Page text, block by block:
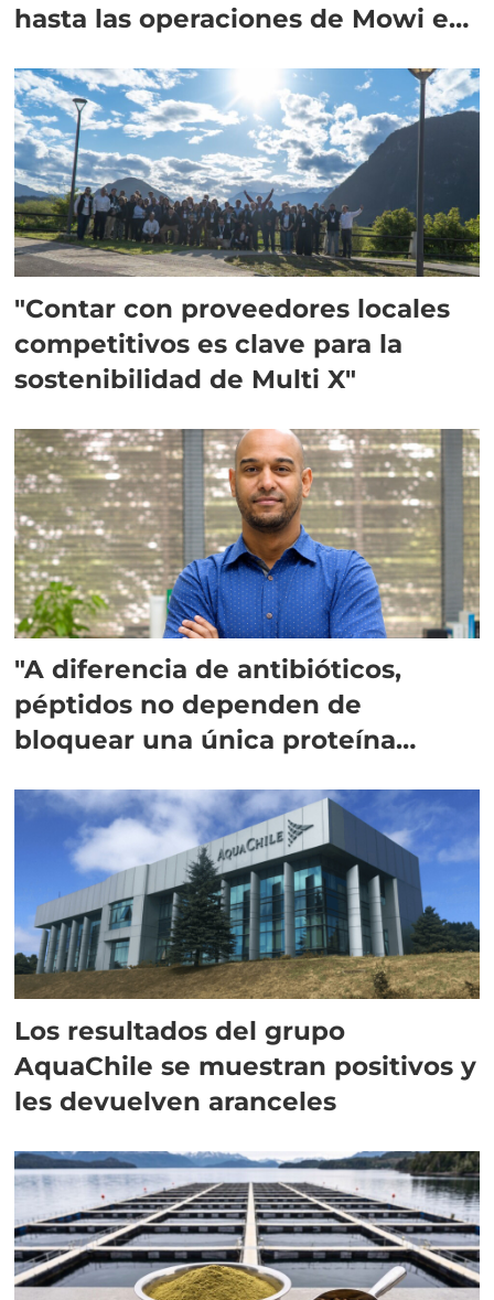
hasta las operaciones de Mowi en
"Contar con proveedores locales
competitivos es clave para la
sostenibilidad de Multi X"
"A diferencia de antibióticos,
péptidos no dependen de
bloquear una única proteína
Los resultados del grupo
AquaChile se muestran positivos y
les devuelven aranceles